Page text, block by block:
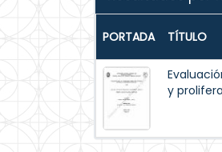
PORTADA TÍTULO
y